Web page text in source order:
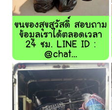
ขนของสุขสวัสดิ์ สอบถาม
ข้อมูลเราได้ตลอดเวลา
24 ชม. LINE ID :
@chat...